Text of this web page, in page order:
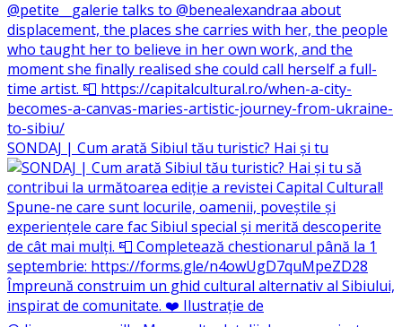
SONDAJ | Cum arată Sibiul tău turistic? Hai și tu